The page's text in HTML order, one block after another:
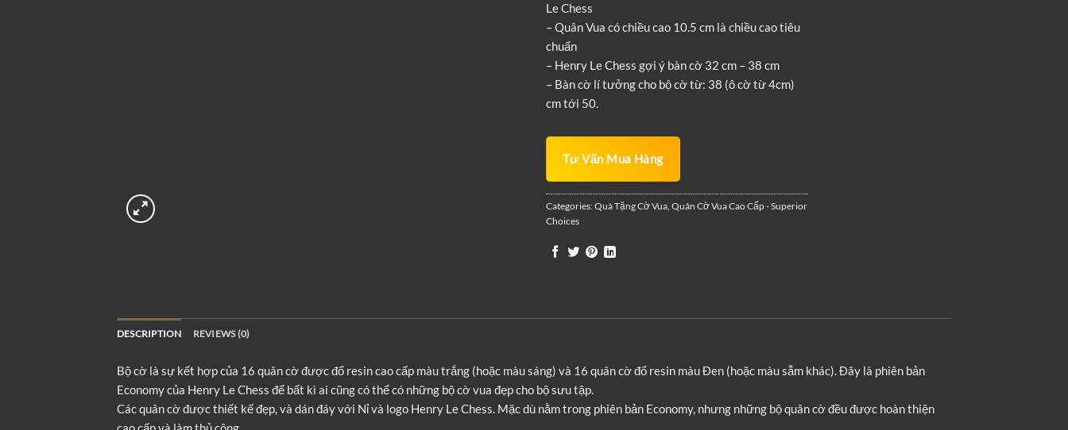
Le Chess
– Quân Vua có chiều cao 10.5 cm là chiều cao tiêu
chuẩn
– Henry Le Chess gợi ý bàn cờ 32 cm – 38 cm
– Bàn cờ lí tưởng cho bộ cờ từ: 38 (ô cờ từ 4cm)
cm tới 50.
Tư Vấn Mua Hàng
Categories:Quà Tặng Cờ Vua Quân Cờ Vua Cao Cấp - Superior
Choices
DESCRIPTION REVIEWS (0)
Bộ cờ là sự kết hợp của 16 quân cờ được đổ resin cao cấp màu trắng (hoặc màu sáng) và 16 quân cờ đổ resin màu Đen (hoặc màu sẫm khác). Đây là phiên bản
Economy của Henry Le Chess để bất kì ai cũng có thể có những bộ cờ vua đẹp cho bộ sưu tập.
Các quân cờ được thiết kế đẹp, và dán đáy với Nỉ và logo Henry Le Chess. Mặc dù nằm trong phiên bản Economy, nhưng những bộ quân cờ đều được hoàn thiện